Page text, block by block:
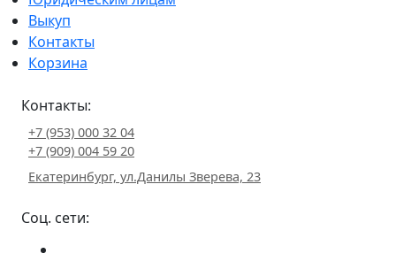
Выкуп
Контакты
Корзина
Контакты:
+7 (953) 000 32 04
+7 (909) 004 59 20
Екатеринбург, ул.Данилы Зверева, 23
Соц. сети: